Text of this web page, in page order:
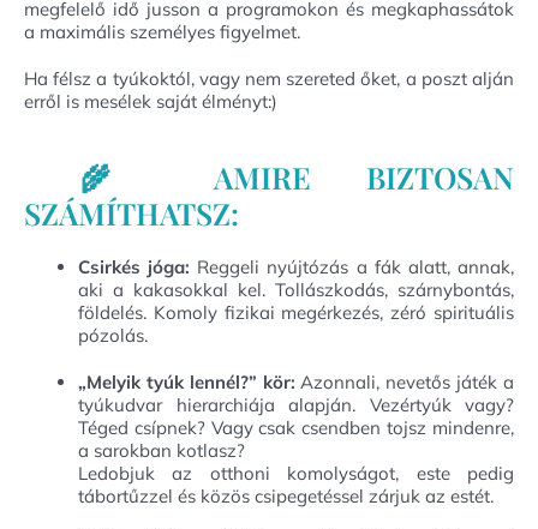
megfelelő idő jusson a programokon és megkaphassátok
a maximális személyes figyelmet.
Ha félsz a tyúkoktól, vagy nem szereted őket, a poszt alján
erről is mesélek saját élményt:)
🌾 AMIRE BIZTOSAN
SZÁMÍTHATSZ:
Csirkés jóga: Reggeli nyújtózás a fák alatt, annak,
aki a kakasokkal kel. Tollászkodás, szárnybontás,
földelés. Komoly fizikai megérkezés, zéró spirituális
pózolás.
„Melyik tyúk lennél?” kör: Azonnali, nevetős játék a
tyúkudvar hierarchiája alapján. Vezértyúk vagy?
Téged csípnek? Vagy csak csendben tojsz mindenre,
a sarokban kotlasz?
Ledobjuk az otthoni komolyságot, este pedig
tábortűzzel és közös csipegetéssel zárjuk az estét.